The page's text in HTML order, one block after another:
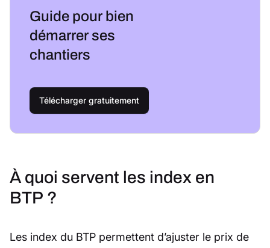
Guide pour bien
démarrer ses
chantiers
Télécharger gratuitement
À quoi servent les index en
BTP ?
Les index du BTP permettent d’ajuster le prix de